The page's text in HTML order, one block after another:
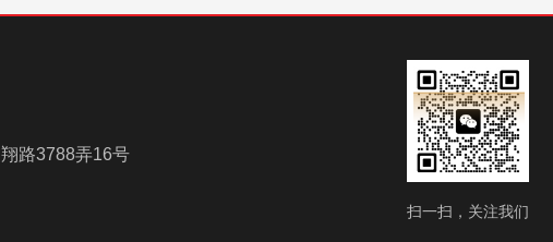
路3788弄16号
扫一扫，关注我们